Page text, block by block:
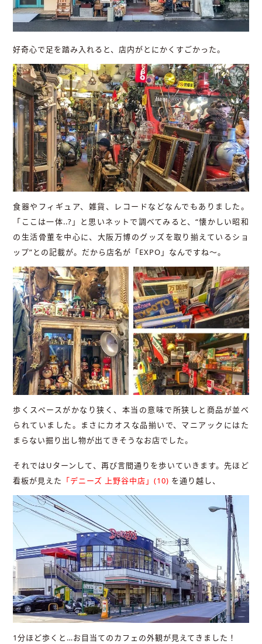
好奇心で足を踏み入れると、店内がとにかくすごかった。
食器やフィギュア、雑貨、レコードなどなんでもありました。
「ここは一体..?」と思いネットで調べてみると、“懐かしい昭和
の生活骨董を中心に、大阪万博のグッズを取り揃えているショ
ップ”との記載が。だから店名が「EXPO」なんですね〜。
歩くスペースがかなり狭く、本当の意味で所狭しと商品が並べ
られていました。まさにカオスな品揃いで、マニアックにはた
まらない掘り出し物が出てきそうなお店でした。
それではUターンして、再び言間通りを歩いていきます。先ほど
看板が見えた 「デニーズ 上野谷中店」(10) を通り越し、
1分ほど歩くと…お目当てのカフェの外観が見えてきました！